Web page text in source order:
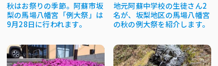
秋はお祭りの季節。阿蘇市坂
梨の馬場八幡宮「例大祭」は
9月28日に行われます。
地元阿蘇中学校の生徒さん2
名が、坂梨地区の馬場八幡宮
の秋の例大祭を紹介します。